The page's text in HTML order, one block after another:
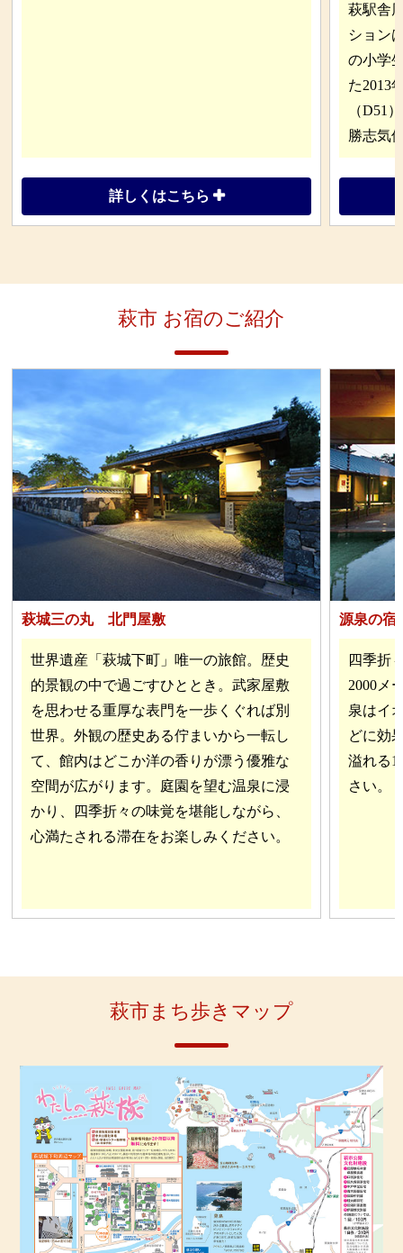
詳しくはこちら
開催場所 萩城城下町周辺
萩・竹灯路物語実行委員会事務局
萩駅舎
ション
の小学
た2013
（D51
勝志気
お問合せ
萩市 お宿のご紹介
萩城三の丸 北門屋敷
世界遺産「萩城下町」唯一の旅館。歴史
的景観の中で過ごすひととき。武家屋敷
を思わせる重厚な表門を一歩くぐれば別
世界。外観の歴史ある佇まいから一転し
て、館内はどこか洋の香りが漂う優雅な
空間が広がります。庭園を望む温泉に浸
かり、四季折々の味覚を堪能しながら、
心満たされる滞在をお楽しみください。
源泉の
四季折
2000メ
泉はイ
どに効
溢れる
さい。
萩市まち歩きマップ